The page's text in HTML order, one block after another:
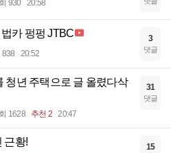
930 20:58
카 펑펑 JTBC
838 20:52
3
댓글
청년 주택으로 글 올렸다삭
1628 추천 2 20:47
31
댓글
근황! 15